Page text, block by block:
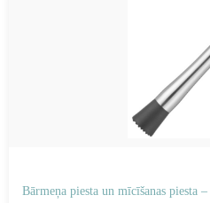
Bārmeņa piesta un mīcīšanas piesta –